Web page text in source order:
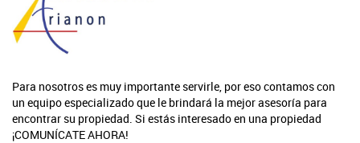
Para nosotros es muy importante servirle, por eso contamos con
un equipo especializado que le brindará la mejor asesoría para
encontrar su propiedad. Si estás interesado en una propiedad
¡COMUNÍCATE AHORA!